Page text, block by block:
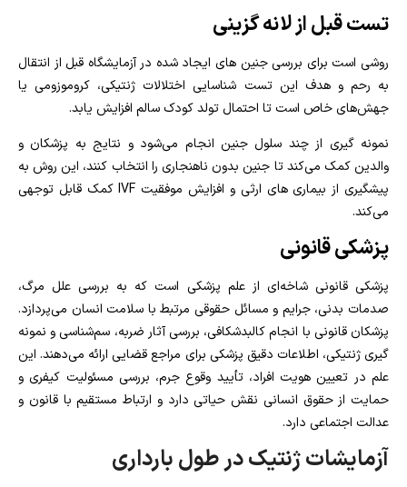
تست قبل از لانه گزینی
روشی است برای بررسی جنین‌ های ایجاد شده در آزمایشگاه قبل از انتقال
به رحم و هدف این تست شناسایی اختلالات ژنتیکی، کروموزومی یا
جهش‌های خاص است تا احتمال تولد کودک سالم افزایش یابد.
نمونه‌ گیری از چند سلول جنین انجام می‌شود و نتایج به پزشکان و
والدین کمک می‌کند تا جنین بدون ناهنجاری را انتخاب کنند، این روش به
پیشگیری از بیماری‌ های ارثی و افزایش موفقیت IVF کمک قابل توجهی
می‌کند.
پزشکی قانونی
پزشکی قانونی شاخه‌ای از علم پزشکی است که به بررسی علل مرگ،
صدمات بدنی، جرایم و مسائل حقوقی مرتبط با سلامت انسان می‌پردازد.
پزشکان قانونی با انجام کالبدشکافی، بررسی آثار ضربه، سم‌شناسی و نمونه‌
گیری ژنتیکی، اطلاعات دقیق پزشکی برای مراجع قضایی ارائه می‌دهند. این
علم در تعیین هویت افراد، تأیید وقوع جرم، بررسی مسئولیت کیفری و
حمایت از حقوق انسانی نقش حیاتی دارد و ارتباط مستقیم با قانون و
عدالت اجتماعی دارد.
آزمایشات ژنتیک در طول بارداری